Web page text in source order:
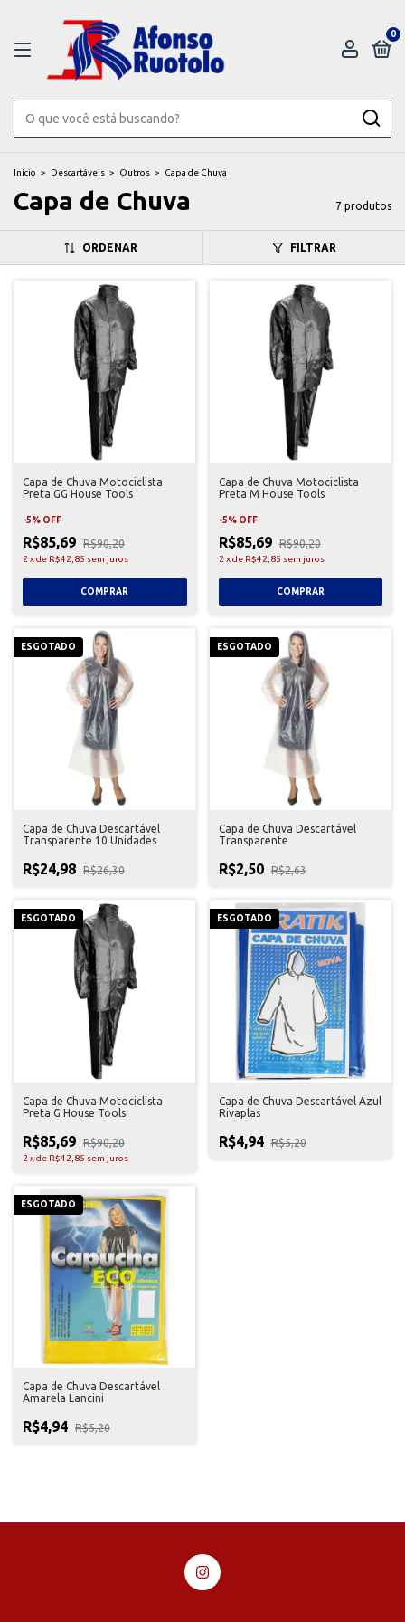
0
Início > Descartáveis > Outros > Capa de Chuva
Capa de Chuva 7 produtos
ORDENAR FILTRAR
Capa de Chuva Motociclista
Preta GG House Tools
-5% OFF
R$85,69 R$90,20
2 xde R$42,85 sem juros
Capa de Chuva Motociclista
Preta M House Tools
-5% OFF
R$85,69 R$90,20
2 xde R$42,85 sem juros
ESGOTADO
Capa de Chuva Descartável
Transparente 10 Unidades
R$24,98 R$26,30
ESGOTADO
Capa de Chuva Descartável
Transparente
R$2,50 R$2,63
ESGOTADO
Capa de Chuva Motociclista
Preta G House Tools
R$85,69 R$90,20
2 xde R$42,85 sem juros
ESGOTADO
Capa de Chuva Descartável Azul
Rivaplas
R$4,94 R$5,20
ESGOTADO
Capa de Chuva Descartável
Amarela Lancini
R$4,94 R$5,20